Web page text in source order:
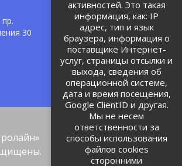
30
+7 (812) 971-42-42
Политика об обработке и
защите персональных данных
Соглашение на обработку
персональных данных
активностей. Это такая
информация, как: IP
адрес, тип и язык
браузера, информация о
поставщике Интернет-
услуг, страницы отсылки и
выхода, сведения об
операционной системе,
дата и время посещения,
Google ClientID и другая.
Мы не несем
ответственности за
способы использования
файлов cookies
сторонними